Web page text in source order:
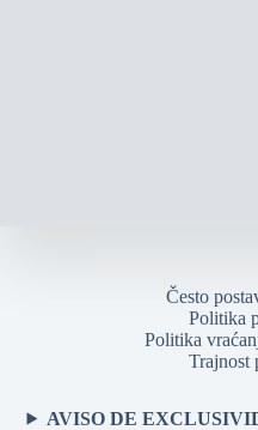
Često
Politika
Politika
Trajnost
AVISO DE